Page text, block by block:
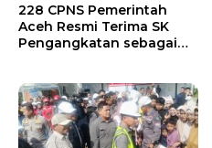
228 CPNS Pemerintah
Aceh Resmi Terima SK
Pengangkatan sebagai